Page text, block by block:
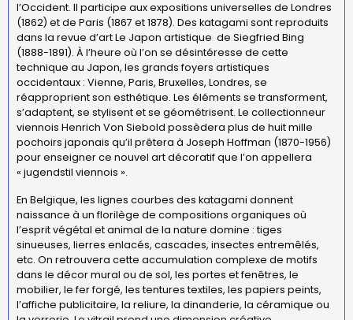
l’Occident. Il participe aux expositions universelles de Londres
(1862) et de Paris (1867 et 1878). Des katagami sont reproduits
dans la revue d’art Le Japon artistique de Siegfried Bing
(1888-1891). À l’heure où l’on se désintéresse de cette
technique au Japon, les grands foyers artistiques
occidentaux : Vienne, Paris, Bruxelles, Londres, se
réapproprient son esthétique. Les éléments se transforment,
s’adaptent, se stylisent et se géométrisent. Le collectionneur
viennois Henrich Von Siebold possèdera plus de huit mille
pochoirs japonais qu’il prêtera à Joseph Hoffman (1870-1956)
pour enseigner ce nouvel art décoratif que l’on appellera
« jugendstil viennois ».
En Belgique, les lignes courbes des katagami donnent
naissance à un florilège de compositions organiques où
l’esprit végétal et animal de la nature domine : tiges
sinueuses, lierres enlacés, cascades, insectes entremêlés,
etc. On retrouvera cette accumulation complexe de motifs
dans le décor mural ou de sol, les portes et fenêtres, le
mobilier, le fer forgé, les tentures textiles, les papiers peints,
l’affiche publicitaire, la reliure, la dinanderie, la céramique ou